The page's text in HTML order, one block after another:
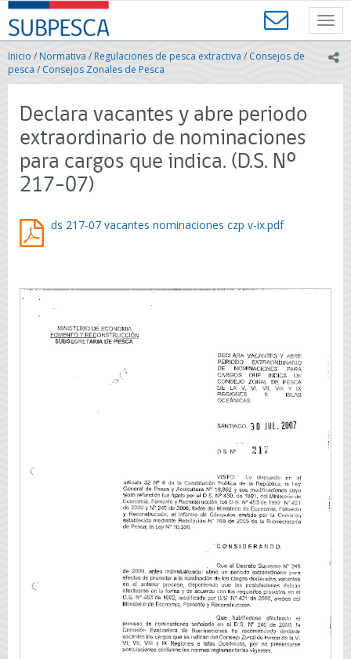
Contenido
principal
SUBPESCA
-
Subsecretaría
de
Pesca
Acuicultura
Gobierno
de
Chile
Inicio /Normativa / Regulaciones de pesca extractiva / Consejos de
pesca / Consejos Zonales de Pesca
Declara vacantes y abre periodo
extraordinario de nominaciones
para cargos que indica. (D.S. Nº
217-07)
ds 217-07 vacantes nominaciones czp v-ix.pdf